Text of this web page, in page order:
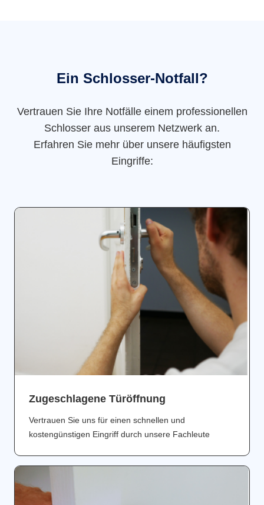
Ein Schlosser-Notfall?
Vertrauen Sie Ihre Notfälle einem professionellen
Schlosser aus unserem Netzwerk an.
Erfahren Sie mehr über unsere häufigsten
Eingriffe:
Zugeschlagene Türöffnung
Vertrauen Sie uns für einen schnellen und
kostengünstigen Eingriff durch unsere Fachleute